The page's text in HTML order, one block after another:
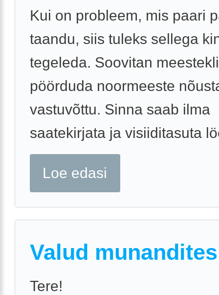
Kui on probleem, mis paari
taandu, siis tuleks sellega
tegeleda. Soovitan
pöörduda noormeeste
vastuvõttu. Sinna saab ilma
saatekirjata ja visiiditasuta
Loe edasi
Valud munandites
Tere!